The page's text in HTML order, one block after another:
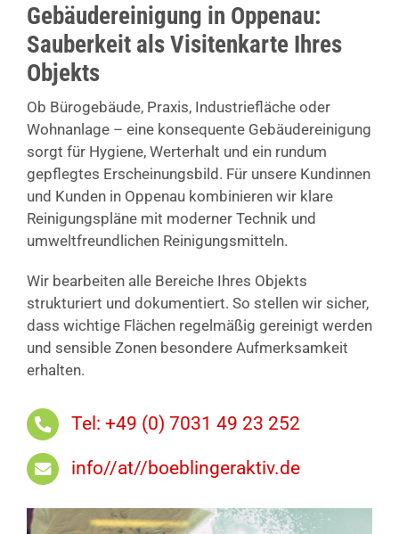
Gebäudereinigung in Oppenau:
Sauberkeit als Visitenkarte Ihres
Objekts
Ob Bürogebäude, Praxis, Industriefläche oder
Wohnanlage – eine konsequente Gebäudereinigung
sorgt für Hygiene, Werterhalt und ein rundum
gepflegtes Erscheinungsbild. Für unsere Kundinnen
und Kunden in Oppenau kombinieren wir klare
Reinigungspläne mit moderner Technik und
umweltfreundlichen Reinigungsmitteln.
Wir bearbeiten alle Bereiche Ihres Objekts
strukturiert und dokumentiert. So stellen wir sicher,
dass wichtige Flächen regelmäßig gereinigt werden
und sensible Zonen besondere Aufmerksamkeit
erhalten.
Tel: +49 (0) 7031 49 23 252
info//at//boeblingeraktiv.de